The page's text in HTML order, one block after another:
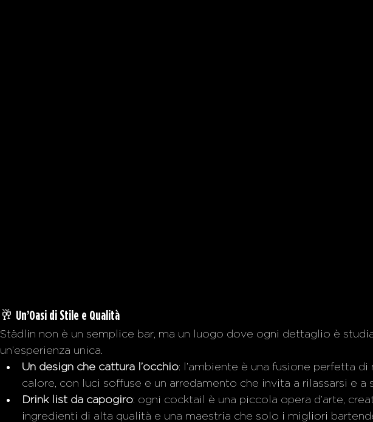
🥂 Un’Oasi di Stile e Qualità
Städlin non è un semplice bar, ma un luogo dove ogni dettaglio è
un’esperienza unica.
Un design che cattura l’occhio: l’ambiente è una fusione perfetta
calore, con luci soffuse e un arredamento che invita a rilassarsi e a
Drink list da capogiro: ogni cocktail è una piccola opera d’arte,
ingredienti di alta qualità e una maestria che solo i migliori